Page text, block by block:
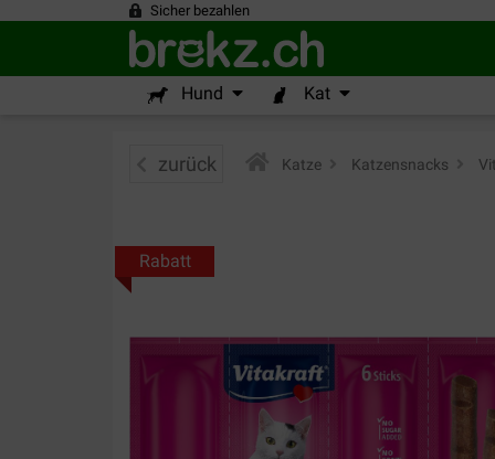
Sicher bezahlen
Hund Kat
zurück Katze Katzensnacks
Rabatt